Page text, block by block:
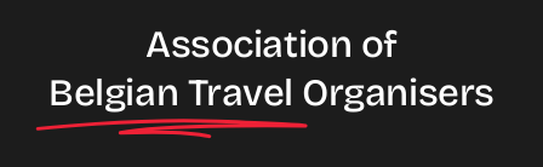
Association of
Belgian Travel Organisers